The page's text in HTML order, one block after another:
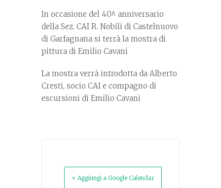
In occasione del 40^ anniversario
della Sez. CAI R. Nobili di Castelnuovo
di Garfagnana si terrà la mostra di
pittura di Emilio Cavani
La mostra verrà introdotta da Alberto
Cresti, socio CAI e compagno di
escursioni di Emilio Cavani
+ Aggiungi a Google Calendar